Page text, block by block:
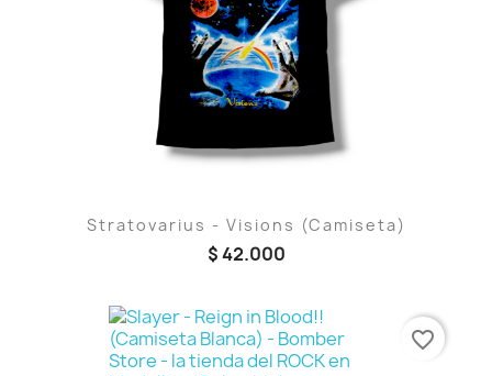
Stratovarius - Visions (Camiseta)
$ 42.000
favorite_border